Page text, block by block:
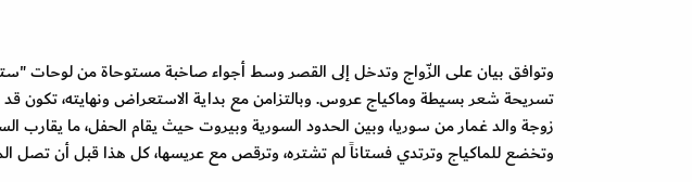
وتوافق بيان على الزّواج وتدخل إلى القصر وسط أجواء صاخبة مستوحاة من لوحات
تسريحة شعر بسيطة وماكياج عروس. وبالتزامن مع بداية الاستعراض ونهايته، تكون قد
زوجة والد غمار من سوريا، وبين الحدود السورية وبيروت حيث يقام الحفل، ما يقارب
وتخضع للماكياج وترتدي فستاناً لم تشتره، وترقص مع عريسها، كل هذا قبل أن تصل